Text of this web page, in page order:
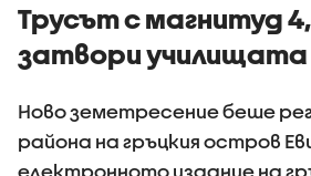
Трусът с магнитуд
затвори училищата
Ново земетресение беше
района на гръцкия остров
електронното издание на